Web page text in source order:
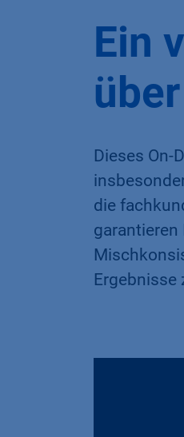
Ein
Dieses On-
die
Ergebnisse